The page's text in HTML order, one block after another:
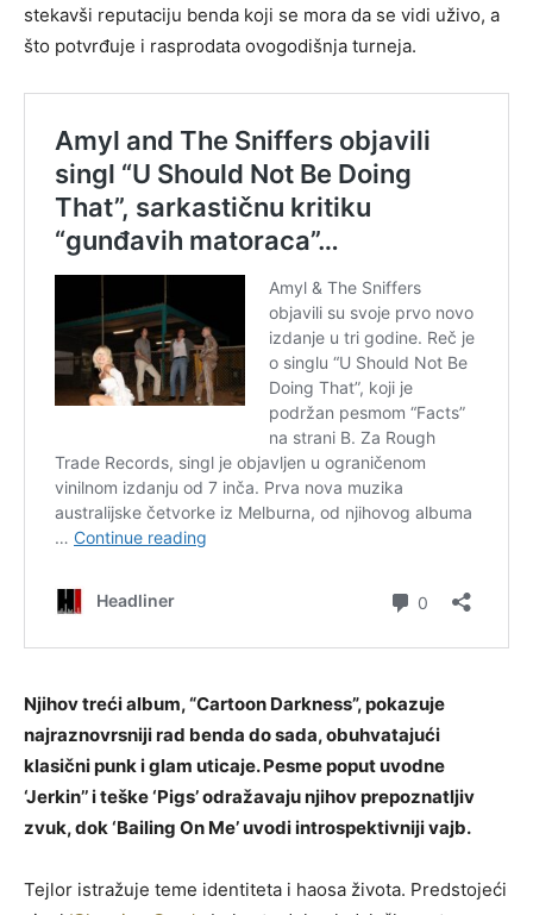
stekavši reputaciju benda koji se mora da se vidi uživo, a
što potvrđuje i rasprodata ovogodišnja turneja.
Njihov treći album, “Cartoon Darkness”, pokazuje
najraznovrsniji rad benda do sada, obuhvatajući
klasični punk i glam uticaje. Pesme poput uvodne
‘Jerkin’’ i teške ‘Pigs’ odražavaju njihov prepoznatljiv
zvuk, dok ‘Bailing On Me’ uvodi introspektivniji vajb.
Tejlor istražuje teme identiteta i haosa života. Predstojeći